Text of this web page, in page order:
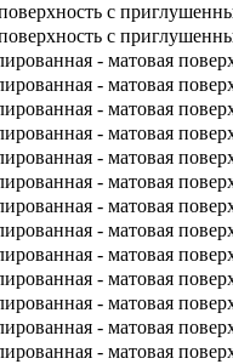
с
с
- матовая
- матовая
- матовая
- матовая
- матовая
- матовая
- матовая
- матовая
- матовая
- матовая
- матовая
- матовая
- матовая